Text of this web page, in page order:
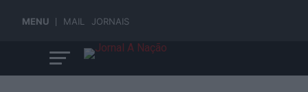
MENU MAIL JORNAIS